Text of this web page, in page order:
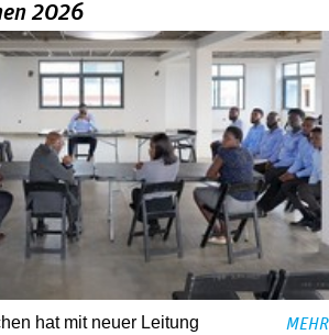
2026
hat mit neuer Leitung
MEHR